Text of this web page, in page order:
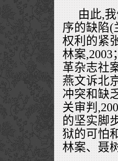
由此,
序的缺陷(
权利的紧
林案
革杂志社
燕文诉北
冲突和缺
关审判
的坚实脚
狱的可怕
林案、聂